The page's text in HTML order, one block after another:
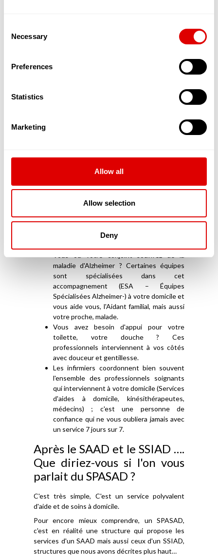
Selection
Necessary
Preferences
Statistics
Marketing
Allow all
Allow selection
Deny
médicaments ou de les prendre ?
Heureusement que les infirmiers sont là
puissiez vous soigner en toute sécurité et
autonomie. Si vous en avez le besoin
leur prise, mais celle-ci est souvent
déléguée aux Auxiliaires de Vie à Domicile.
mal et avez besoin de soins pour faire vos
pansements ou les changer ? Ces
les infirmiers sont spécialement formés,
une maladie chronique ? Les infirmiers
peuvent aussi réaliser toutes les
maladie d'Alzheimer ? Certaines équipes
sont spécialisées dans cet
accompagnement (ESA – Équipes
Spécialisées Alzheimer-) à votre domicile et
vous aide vous, l'Aidant familial, mais aussi
votre proche, malade.
Vous avez besoin d'appui pour votre
toilette, votre douche ? Ces
professionnels interviennent à vos côtés
avec douceur et gentillesse.
Les infirmiers coordonnent bien souvent
l'ensemble des professionnels soignants
qui interviennent à votre domicile (Services
d'aides à domicile, kinésithérapeutes,
médecins) ; c'est une personne de
confiance qui ne vous oubliera jamais avec
un service 7 jours sur 7.
Après le SAAD et le SSIAD ….
Que diriez-vous si l'on vous
parlait du SPASAD ?
C'est très simple, C'est un service polyvalent
d'aide et de soins à domicile.
Pour encore mieux comprendre, un SPASAD,
c'est en réalité une structure qui propose les
services d'un SAAD mais aussi ceux d'un SSIAD,
structures que nous avons décrites plus haut…